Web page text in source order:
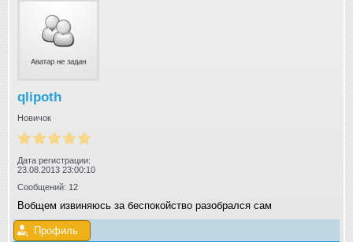
qlipoth
Новичок
Дата регистрации:
23.08.2013 23:00:10
Сообщений: 12
Вобщем извиняюсь за беспокойство разобрался сам
Профиль